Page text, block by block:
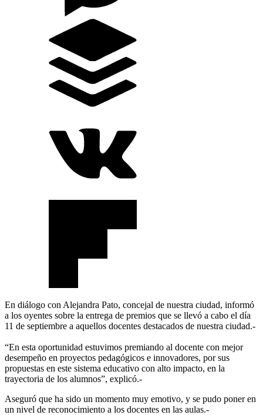
En diálogo con Alejandra Pato, concejal de nuestra ciudad, informó
a los oyentes sobre la entrega de premios que se llevó a cabo el día
11 de septiembre a aquellos docentes destacados de nuestra ciudad.-
“En esta oportunidad estuvimos premiando al docente con mejor
desempeño en proyectos pedagógicos e innovadores, por sus
propuestas en este sistema educativo con alto impacto, en la
trayectoria de los alumnos”, explicó.-
Aseguró que ha sido un momento muy emotivo, y se pudo poner en
un nivel de reconocimiento a los docentes en las aulas.-